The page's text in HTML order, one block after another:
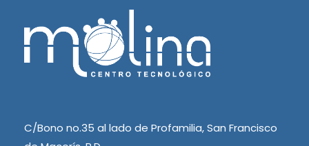
C/Bono no.35 al lado de Profamilia, San Francisco